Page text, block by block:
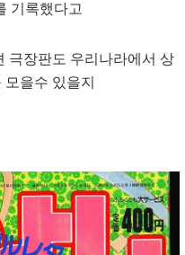
기록했다고
극장판도 우리나라에서 상
을수 있을지